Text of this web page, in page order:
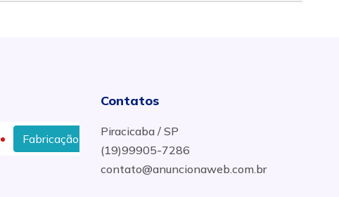
Fabricação de Moldes de Borracha em Ribeirão Preto
Contatos
Piracicaba / SP
(19)99905-7286
contato@anuncionaweb.com.br